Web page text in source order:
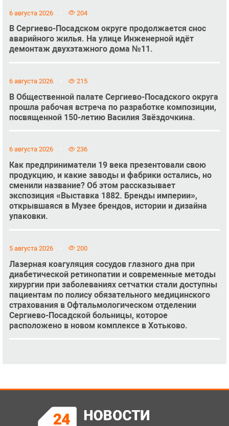
6 августа 2026 204
В Сергиево-Посадском округе продолжается снос
аварийного жилья. На улице Инженерной идёт
демонтаж двухэтажного дома №11.
6 августа 2026 215
В Общественной палате Сергиево-Посадского округа
прошла рабочая встреча по разработке композиции,
посвященной 150-летию Василия Звёздочкина.
6 августа 2026 236
Как предприниматели 19 века презентовали свою
продукцию, и какие заводы и фабрики остались, но
сменили название? Об этом рассказывает
экспозиция «Выставка 1882. Бренды империи»,
открывшаяся в Музее брендов, истории и дизайна
упаковки.
5 августа 2026 200
Лазерная коагуляция сосудов глазного дна при
диабетической ретинопатии и современные методы
хирургии при заболеваниях сетчатки стали доступны
пациентам по полису обязательного медицинского
страхования в Офтальмологическом отделении
Сергиево-Посадской больницы, которое
расположено в новом комплексе в Хотьково.